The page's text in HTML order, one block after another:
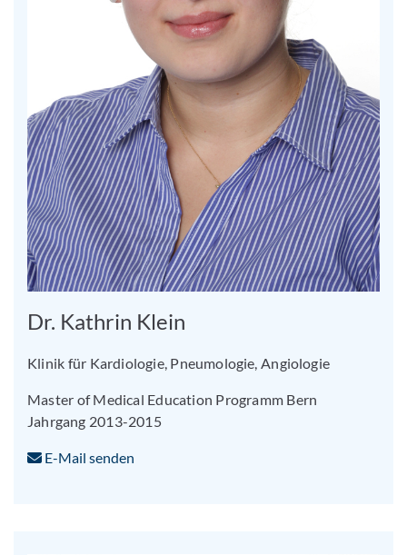
Dr. Kathrin Klein
Klinik für Kardiologie, Pneumologie, Angiologie
Master of Medical Education Programm Bern
Jahrgang 2013-2015
E-Mail senden